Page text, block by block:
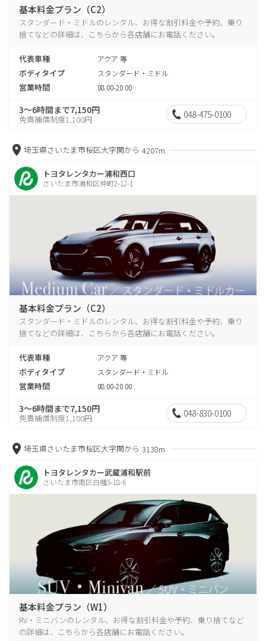
基本料金プラン（C2）
スタンダード・ミドルのレンタル、お得な割引料金や予約、乗り
捨てなどの詳細は、こちらから各店舗にお電話ください。
代表車種 アクア 等
ボディタイプ スタンダード・ミドル
営業時間 08:00-20:00
3～6時間まで7,150円
免責補償制度1,100円 048-475-0100
埼玉県さいたま市桜区大字関から 4207m
トヨタレンタカー浦和西口
さいたま市浦和区仲町2-12-1
基本料金プラン（C2）
スタンダード・ミドルのレンタル、お得な割引料金や予約、乗り
捨てなどの詳細は、こちらから各店舗にお電話ください。
代表車種 アクア 等
ボディタイプ スタンダード・ミドル
営業時間 08:00-20:00
3～6時間まで7,150円
免責補償制度1,100円 048-830-0100
埼玉県さいたま市桜区大字関から 3138m
トヨタレンタカー武蔵浦和駅前
さいたま市南区白幡5-18-6
基本料金プラン（W1）
RV・ミニバンのレンタル、お得な割引料金や予約、乗り捨てなど
の詳細は、こちらから各店舗にお電話ください。